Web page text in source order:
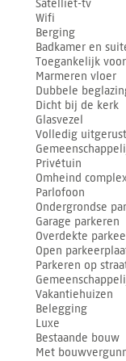
Satelliet-tv
Wifi
Berging
Badkamer en
Toegankelijk
Marmeren vloer
Dubbele
Dicht bij de kerk
Glasvezel
Volledig
Privétuin
Omheind
Parlofoon
Ondergrondse
Garage parkeren
Overdekte
Open
Parkeren op
Vakantiehuizen
Belegging
Luxe
Bestaande bouw
Met